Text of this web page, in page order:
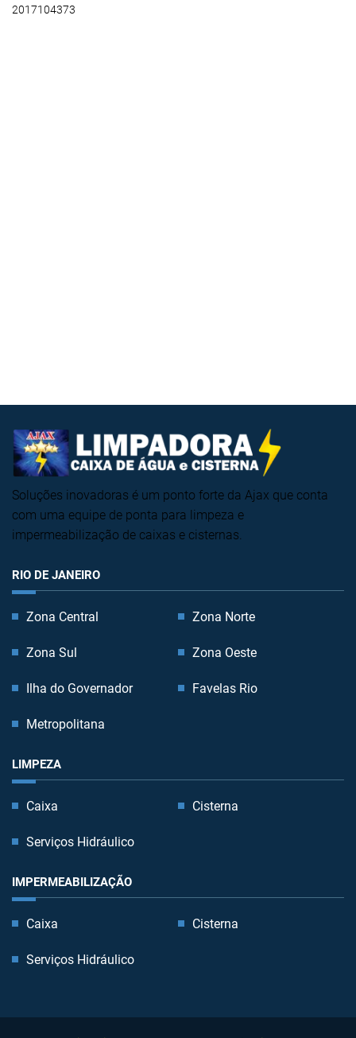
2017104373
Soluções inovadoras é um ponto forte da Ajax que conta
com uma equipe de ponta para limpeza e
impermeabilização de caixas e cisternas.
RIO DE JANEIRO
Zona Central Zona Norte
Zona Sul Zona Oeste
Ilha do Governador Favelas Rio
Metropolitana
LIMPEZA
Caixa Cisterna
Serviços Hidráulico
IMPERMEABILIZAÇÃO
Caixa Cisterna
Serviços Hidráulico